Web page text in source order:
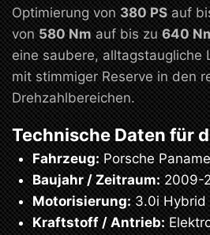
Optimierung von 380 PS auf
von 580 Nm auf bis zu 640
eine saubere, alltagstaugliche
mit stimmiger Reserve in den
Drehzahlbereichen.
Technische Daten für
Fahrzeug: Porsche
Baujahr / Zeitraum: 2009-
Motorisierung: 3.0i Hybrid
Kraftstoff / Antrieb: